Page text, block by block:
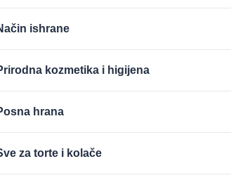
ishrane
kozmetika i higijena
hrana
za torte i kolače
za bubrege. Čaj od peršuna
kao i kod pojave kamena u bubregu.